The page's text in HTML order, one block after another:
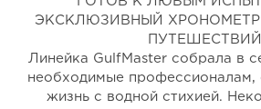
ЭКСКЛЮЗИВНЫЙ
ПУТЕШЕСТВИЙ
Линейка GulfMaster собрала в
необходимые
жизнь с водной стихией.